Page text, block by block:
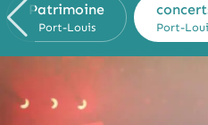
Patrimoine
Port-Louis Port-